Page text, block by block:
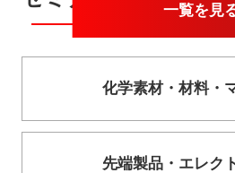
一覧を見
化学素材・ 材料・
先端製品・ エレク